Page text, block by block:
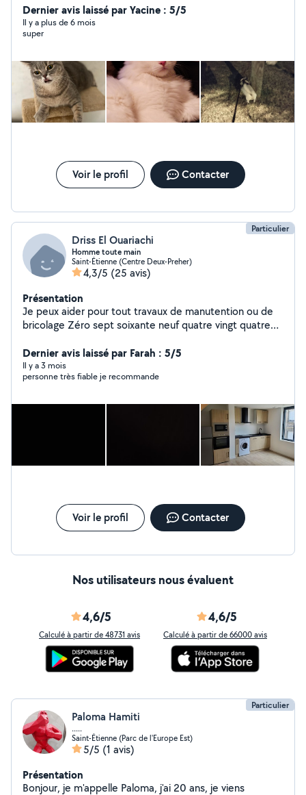
informatique et ménage garde d'animaux ...... je peux
très bien vous faciliter la tâche afin de vous mettre en
relation avec ces personnes professionnels n'hésitez
Dernier avis laissé par Yacine : 5/5
Il y a plus de 6 mois
super
Voir le profil Contacter
Particulier
Driss El Ouariachi
Homme toute main
Saint-Étienne (Centre Deux-Preher)
4,3/5 (25 avis)
Présentation
Je peux aider pour tout travaux de manutention ou de
bricolage Zéro sept soixante neuf quatre vingt quatre
Dernier avis laissé par Farah : 5/5
Il y a 3 mois
personne très fiable je recommande
Voir le profil Contacter
Nos utilisateurs nous évaluent
4,6/5
Calculé à partir de 48731 avis
4,6/5
Calculé à partir de 66000 avis
Particulier
Paloma Hamiti
.....
Saint-Étienne (Parc de l'Europe Est)
5/5 (1 avis)
Présentation
Bonjour, je m'appelle Paloma, j'ai 20 ans, je viens